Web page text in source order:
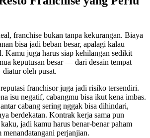
franchise bukan tanpa kekurangan. Biaya
bisa jadi beban besar, apalagi kalau
Kamu juga harus siap kehilangan sedikit
keputusan besar — dari desain tempat
oleh pusat.
franchisor juga jadi risiko tersendiri.
isu negatif, cabangmu bisa ikut kena imbas.
cabang sering nggak bisa dihindari,
berdekatan. Kontrak kerja sama pun
jadi kamu harus benar-benar paham
menandatangani perjanjian.